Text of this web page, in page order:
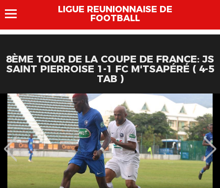
LIGUE REUNIONNAISE DE
FOOTBALL
8ÈME TOUR DE LA COUPE DE FRANCE: JS
SAINT PIERROISE 1-1 FC M'TSAPÉRÉ ( 4-5
TAB )